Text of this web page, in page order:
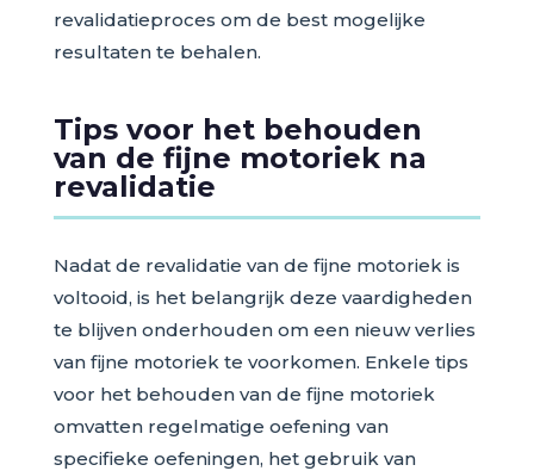
revalidatieproces om de best mogelijke
resultaten te behalen.
Tips voor het behouden
van de fijne motoriek na
revalidatie
Nadat de revalidatie van de fijne motoriek is
voltooid, is het belangrijk deze vaardigheden
te blijven onderhouden om een nieuw verlies
van fijne motoriek te voorkomen. Enkele tips
voor het behouden van de fijne motoriek
omvatten regelmatige oefening van
specifieke oefeningen, het gebruik van